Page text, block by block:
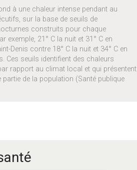
à une chaleur intense pendant au
sur la base de seuils de
construits pour chaque
exemple, 21° C la nuit et 31° C en
Denis contre 18° C la nuit et 34° C en
Ces seuils identifient des chaleurs
rapport au climat local et qui présentent
de la population (Santé publique